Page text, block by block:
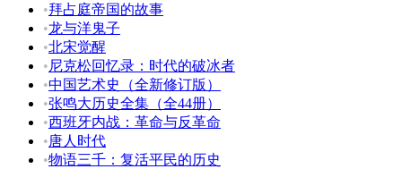
•拜占庭帝国的故事
•龙与洋鬼子
•北宋觉醒
•尼克松回忆录：时代的破冰者
•中国艺术史（全新修订版）
•张鸣大历史全集（全44册）
•西班牙内战：革命与反革命
•唐人时代
•物语三千：复活平民的历史